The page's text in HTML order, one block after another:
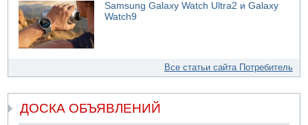
Samsung Galaxy Watch Ultra2 и Galaxy
Watch9
Все статьи сайта Потребитель
ДОСКА ОБЪЯВЛЕНИЙ